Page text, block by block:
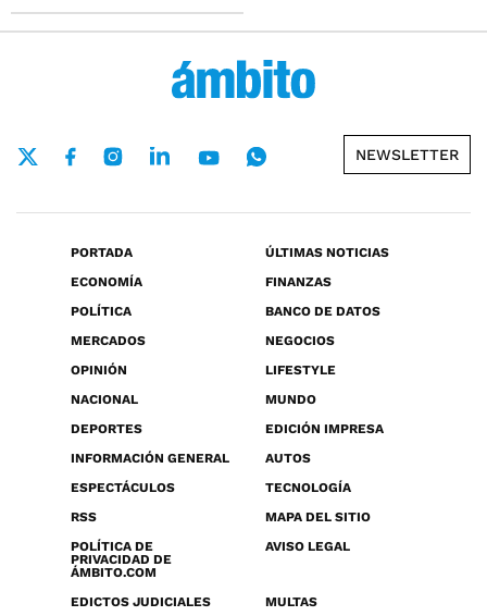
NEWSLETTER
PORTADA
ÚLTIMAS NOTICIAS
ECONOMÍA
FINANZAS
POLÍTICA
BANCO DE DATOS
MERCADOS
NEGOCIOS
OPINIÓN
LIFESTYLE
NACIONAL
MUNDO
DEPORTES
EDICIÓN IMPRESA
INFORMACIÓN GENERAL
AUTOS
ESPECTÁCULOS
TECNOLOGÍA
RSS
MAPA DEL SITIO
POLÍTICA DE
PRIVACIDAD DE
ÁMBITO.COM
AVISO LEGAL
EDICTOS JUDICIALES MULTAS